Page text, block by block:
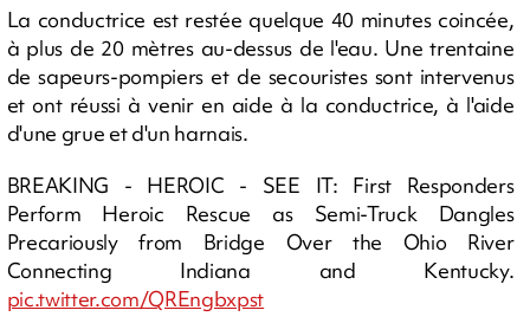
La conductrice est restée quelque 40 minutes coincée,
à plus de 20 mètres au-dessus de l'eau. Une trentaine
de sapeurs-pompiers et de secouristes sont intervenus
et ont réussi à venir en aide à la conductrice, à l'aide
d'une grue et d'un harnais.
BREAKING - HEROIC - SEE IT: First Responders
Perform Heroic Rescue as Semi-Truck Dangles
Precariously from Bridge Over the Ohio River
Connecting Indiana and Kentucky.
pic.twitter.com/QREngbxpst